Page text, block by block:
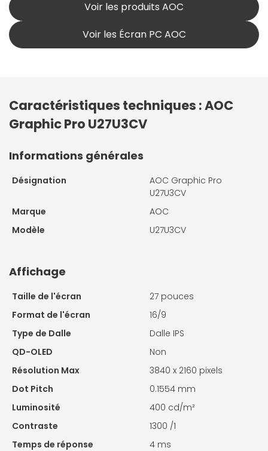
Voir les produits AOC
Voir les Écran PC AOC
Caractéristiques techniques : AOC
Graphic Pro U27U3CV
Informations générales
Désignation
AOC Graphic Pro
U27U3CV
Marque
AOC
Modèle
U27U3CV
Affichage
Taille de l'écran
27 pouces
Format de l'écran
16/9
Type de Dalle
Dalle IPS
QD-OLED
Non
Résolution Max
3840 x 2160 pixels
Dot Pitch
0.1554 mm
Luminosité
400 cd/m²
Contraste
1300 /1
Temps de réponse
4 ms